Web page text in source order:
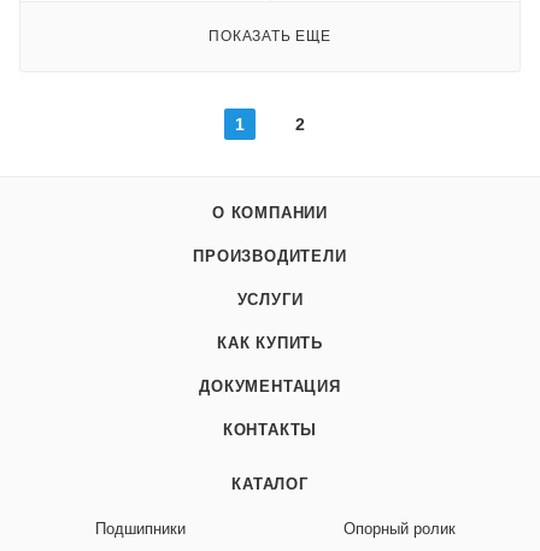
ПОКАЗАТЬ ЕЩЕ
1 2
О КОМПАНИИ
ПРОИЗВОДИТЕЛИ
УСЛУГИ
КАК КУПИТЬ
ДОКУМЕНТАЦИЯ
КОНТАКТЫ
КАТАЛОГ
Подшипники
Опорный ролик